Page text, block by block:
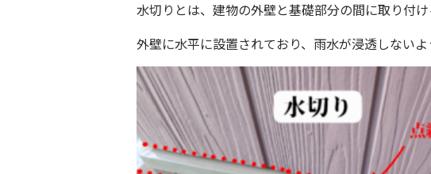
水切りとは、建物の外壁と基礎部分の間に取り付け
外壁に水平に設置されており、雨水が浸透しないよ